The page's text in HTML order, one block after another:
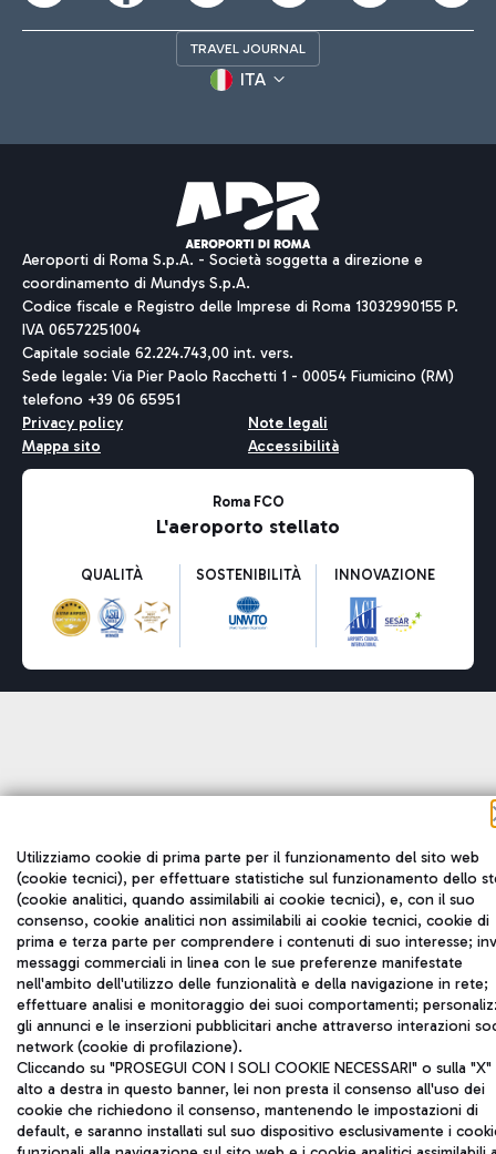
TRAVEL JOURNAL
ITA
Aeroporti di Roma S.p.A. - Società soggetta a direzione e
coordinamento di Mundys S.p.A.
Codice fiscale e Registro delle Imprese di Roma 13032990155 P.
IVA 06572251004
Capitale sociale 62.224.743,00 int. vers.
Sede legale: Via Pier Paolo Racchetti 1 - 00054 Fiumicino (RM)
telefono +39 06 65951
Privacy policy
Note legali
Mappa sito
Accessibilità
Roma FCO
L'aeroporto stellato
QUALITÀ SOSTENIBILITÀ INNOVAZIONE
Utilizziamo cookie di prima parte per il funzionamento del sito web
(cookie tecnici), per effettuare statistiche sul funzionamento dello
(cookie analitici, quando assimilabili ai cookie tecnici), e, con il suo
consenso, cookie analitici non assimilabili ai cookie tecnici, cookie di
prima e terza parte per comprendere i contenuti di suo interesse;
messaggi commerciali in linea con le sue preferenze manifestate
nell'ambito dell'utilizzo delle funzionalità e della navigazione in rete;
effettuare analisi e monitoraggio dei suoi comportamenti;
gli annunci e le inserzioni pubblicitari anche attraverso interazioni
network (cookie di profilazione).
Cliccando su "PROSEGUI CON I SOLI COOKIE NECESSARI" o sulla "X"
alto a destra in questo banner, lei non presta il consenso all'uso dei
cookie che richiedono il consenso, mantenendo le impostazioni di
default, e saranno installati sul suo dispositivo esclusivamente i